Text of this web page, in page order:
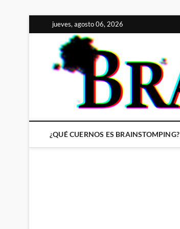
al
contenido
jueves, agosto 06, 2026
¿QUÉ CUERNOS ES BRAINSTOMPING?